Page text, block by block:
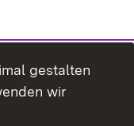
gestalten
wir